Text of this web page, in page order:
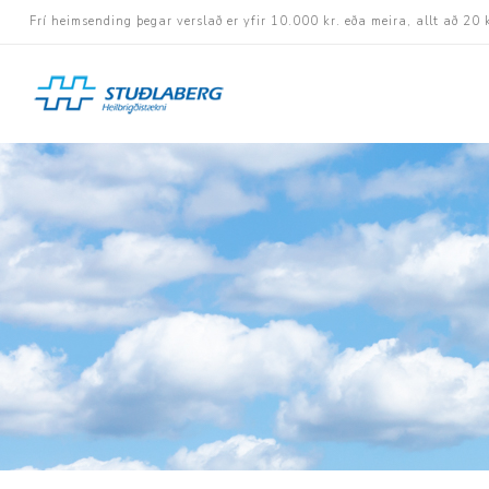
Frí heimsending þegar verslað er yfir 10.000 kr. eða meira, allt að 20
Hjólastólar
Aukabúnaður
Aflbúnaður og
Fastramma
Rafknúnir hjólastólar
Rafskutlur
Krossramma